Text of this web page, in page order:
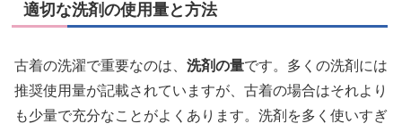
適切な洗剤の使用量と方法
古着の洗濯で重要なのは、 洗剤の量です。多くの洗剤には
推奨使用量が記載されていますが、古着の場合はそれより
も少量で充分なことがよくあります。洗剤を多く使いすぎ